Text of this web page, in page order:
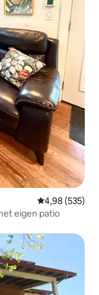
Gemiddelde
4,98 (535)
eigen patio